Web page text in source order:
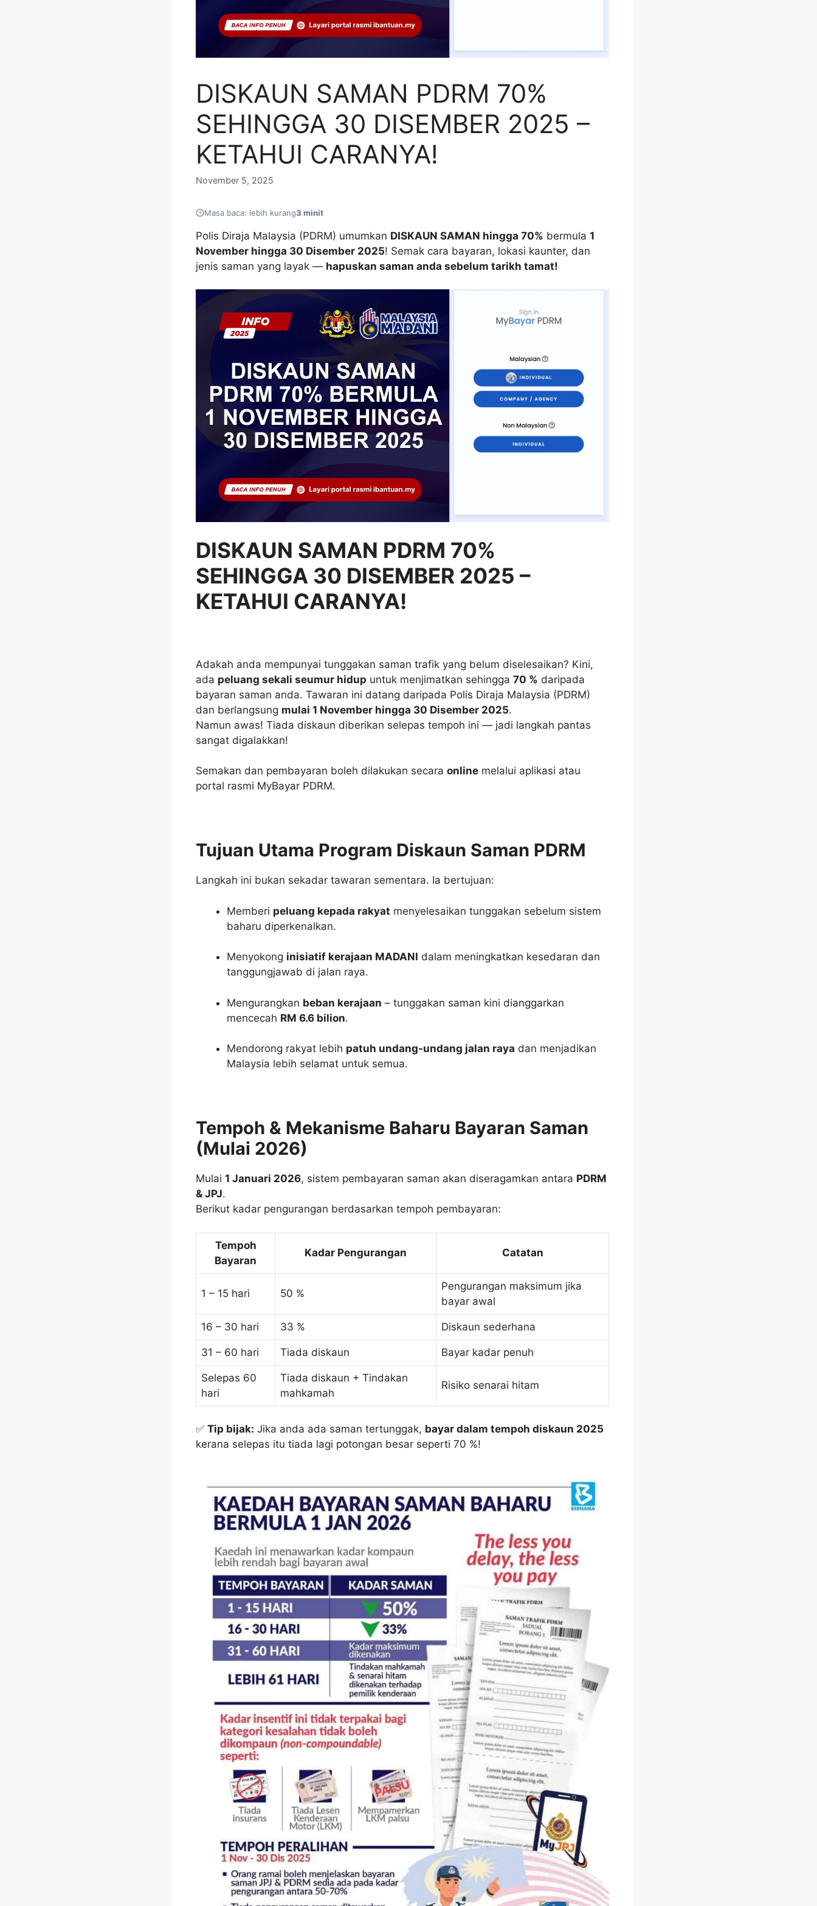
DISKAUN SAMAN PDRM 70%
SEHINGGA 30 DISEMBER 2025 –
KETAHUI CARANYA!
November 5, 2025
Masa baca: lebih kurang3 minit
Polis Diraja Malaysia (PDRM) umumkan DISKAUN SAMAN hingga 70% bermula 1
November hingga 30 Disember 2025! Semak cara bayaran, lokasi kaunter, dan
jenis saman yang layak — hapuskan saman anda sebelum tarikh tamat!
DISKAUN SAMAN PDRM 70%
SEHINGGA 30 DISEMBER 2025 –
KETAHUI CARANYA!
Adakah anda mempunyai tunggakan saman trafik yang belum diselesaikan? Kini,
ada peluang sekali seumur hidup untuk menjimatkan sehingga 70 % daripada
bayaran saman anda. Tawaran ini datang daripada Polis Diraja Malaysia (PDRM)
dan berlangsung mulai 1 November hingga 30 Disember 2025.
Namun awas! Tiada diskaun diberikan selepas tempoh ini — jadi langkah pantas
sangat digalakkan!
Semakan dan pembayaran boleh dilakukan secara online melalui aplikasi atau
portal rasmi MyBayar PDRM.
Tujuan Utama Program Diskaun Saman PDRM
Langkah ini bukan sekadar tawaran sementara. Ia bertujuan:
Memberi peluang kepada rakyat menyelesaikan tunggakan sebelum sistem
baharu diperkenalkan.
Menyokong inisiatif kerajaan MADANI dalam meningkatkan kesedaran dan
tanggungjawab di jalan raya.
Mengurangkan beban kerajaan – tunggakan saman kini dianggarkan
mencecah RM 6.6 bilion.
Mendorong rakyat lebih patuh undang-undang jalan raya dan menjadikan
Malaysia lebih selamat untuk semua.
Tempoh & Mekanisme Baharu Bayaran Saman
(Mulai 2026)
Mulai 1 Januari 2026, sistem pembayaran saman akan diseragamkan antara PDRM
& JPJ.
Berikut kadar pengurangan berdasarkan tempoh pembayaran:
Tempoh
Bayaran
Kadar Pengurangan Catatan
1 – 15 hari 50 %
Pengurangan maksimum jika
bayar awal
16 – 30 hari 33 % Diskaun sederhana
31 – 60 hari Tiada diskaun Bayar kadar penuh
Selepas 60
hari
Tiada diskaun + Tindakan
mahkamah
Risiko senarai hitam
✅ Tip bijak: Jika anda ada saman tertunggak, bayar dalam tempoh diskaun 2025
kerana selepas itu tiada lagi potongan besar seperti 70 %!